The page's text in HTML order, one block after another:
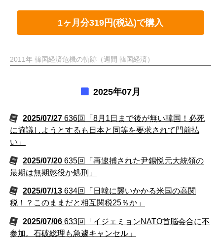
1ヶ月分319円(税込)で購入
2011年 韓国経済危機の軌跡（週間 韓国経済）
2025年07月
2025/07/27 636回「8月1日まで後が無い韓国！必死
に協議しようとするも日本と同等を要求されて門前払
い」
2025/07/20 635回「再逮捕された尹錫悦元大統領の
最期は無期懲役か処刑」
2025/07/13 634回「日韓に襲いかかる米国の高関
税！？このままだと相互関税25％か」
2025/07/06 633回「イジェミョンNATO首脳会合に不
参加。石破総理も急遽キャンセル」